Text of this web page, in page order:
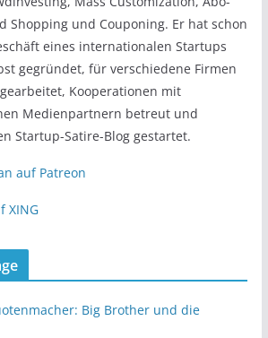
Shopping und Couponing. Er hat schon
eines internationalen Startups
gegründet, für verschiedene Firmen
Kooperationen mit
Medienpartnern betreut und
Startup-Satire-Blog gestartet.
auf Patreon
XING
Big Brother und die